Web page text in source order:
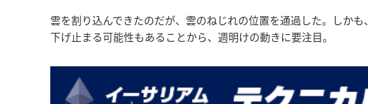
雲を割り込んできたのだが、雲のねじれの位置を通過した。しか
下げ止まる可能性もあることから、週明けの動きに要注目。